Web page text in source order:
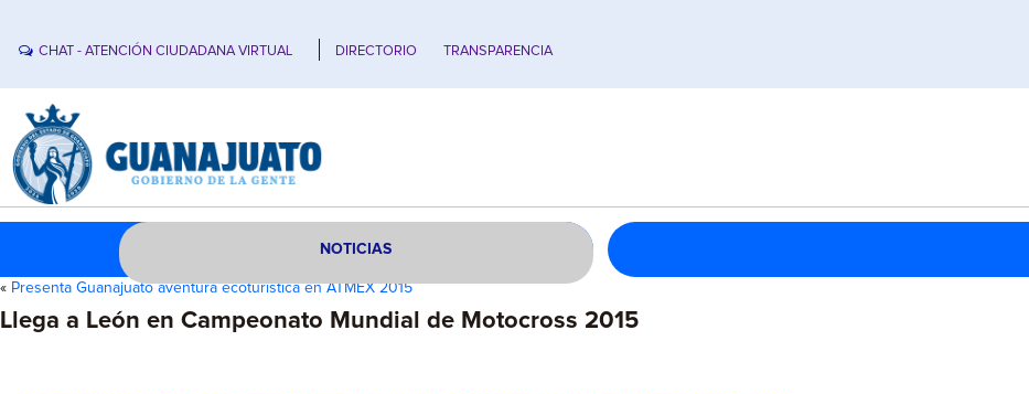
CHAT - ATENCIÓN CIUDADANA VIRTUAL DIRECTORIO TRANSPARENCIA
NOTICIAS
« Presenta Guanajuato aventura ecoturística en ATMEX 2015
Llega a León en Campeonato Mundial de Motocross 2015